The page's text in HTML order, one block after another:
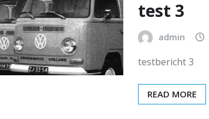
test 3
admin
testbericht 3
READ MORE